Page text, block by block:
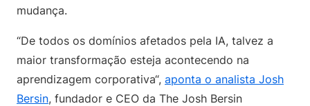
mudança.
“De todos os domínios afetados pela IA, talvez a
maior transformação esteja acontecendo na
aprendizagem corporativa“, aponta o analista Josh
Bersin, fundador e CEO da The Josh Bersin